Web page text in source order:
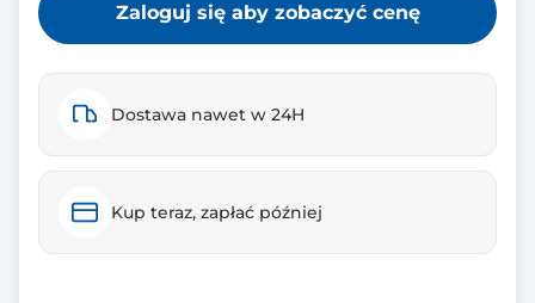
Zaloguj się aby zobaczyć cenę
Dostawa nawet w 24H
Kup teraz, zapłać później